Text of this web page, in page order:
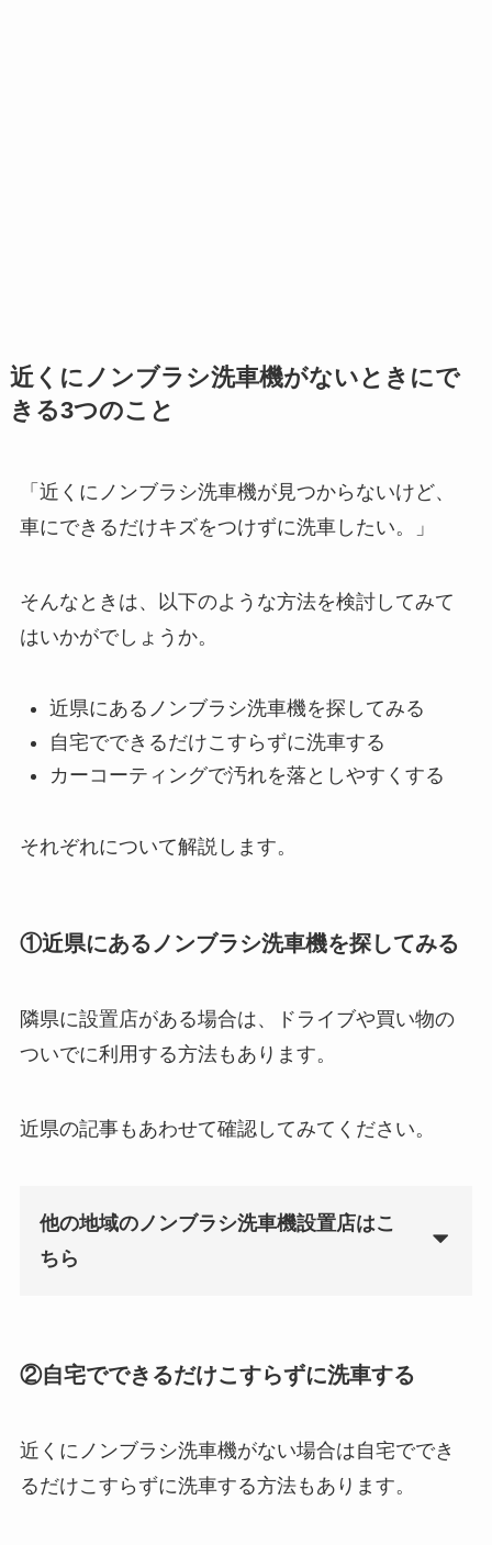
近くにノンブラシ洗車機がないときにで
きる3つのこと
「近くにノンブラシ洗車機が見つからないけど、
車にできるだけキズをつけずに洗車したい。」
そんなときは、以下のような方法を検討してみて
はいかがでしょうか。
近県にあるノンブラシ洗車機を探してみる
自宅でできるだけこすらずに洗車する
カーコーティングで汚れを落としやすくする
それぞれについて解説します。
①近県にあるノンブラシ洗車機を探してみる
隣県に設置店がある場合は、ドライブや買い物の
ついでに利用する方法もあります。
近県の記事もあわせて確認してみてください。
他の地域のノンブラシ洗車機設置店はこ
ちら
②自宅でできるだけこすらずに洗車する
近くにノンブラシ洗車機がない場合は自宅ででき
るだけこすらずに洗車する方法もあります。